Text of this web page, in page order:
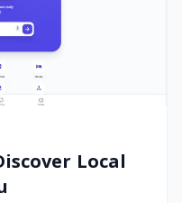
Local